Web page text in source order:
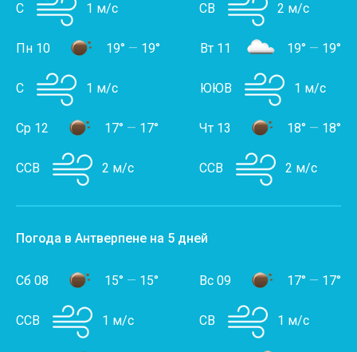
С 1 м/с СВ 2 м/с
Пн 10 19° — 19°
С 1 м/с
Вт 11 19° — 19°
ЮЮВ 1 м/с
Ср 12 17° — 17°
ССВ 2 м/с
Чт 13 18° — 18°
ССВ 2 м/с
Погода в Антверпене на 5 дней
Сб 08 15° — 15°
ССВ 1 м/с
Вс 09 17° — 17°
СВ 1 м/с